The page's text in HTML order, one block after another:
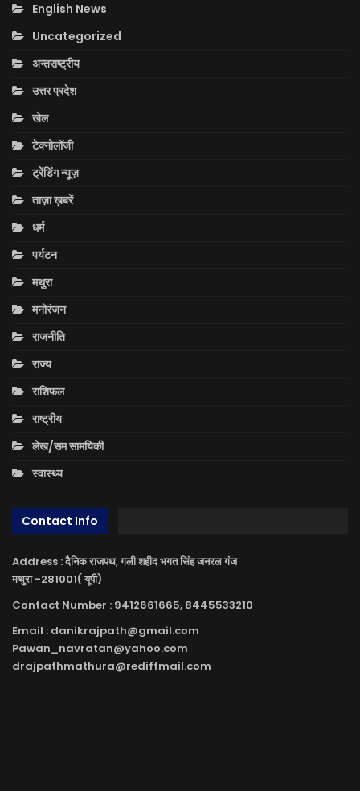
English News
Uncategorized
अन्तराष्ट्रीय
उत्तर प्रदेश
खेल
टेक्नोलॉजी
ट्रेंडिंग न्यूज़
ताज़ा ख़बरें
धर्म
पर्यटन
मथुरा
मनोरंजन
राजनीति
राज्य
राशिफल
राष्ट्रीय
लेख/सम सामयिकी
स्वास्थ्य
Contact Info
Address : दैनिक राजपथ, गली शहीद भगत सिंह जनरल गंज
मथुरा -281001( यूपी)
Contact Number : 9412661665, 8445533210
Email : danikrajpath@gmail.com
Pawan_navratan@yahoo.com
drajpathmathura@rediffmail.com